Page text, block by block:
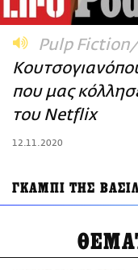
PRINT
Pulp Fiction
που μας
του Netflix
12.11.2020
ΓΚΑΜΠΙ ΤΗΣ